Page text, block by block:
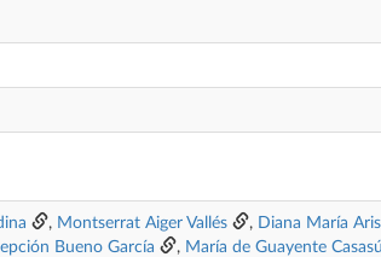
, Montserrat Aiger Vallés , Diana María
Bueno García , María de Guayente